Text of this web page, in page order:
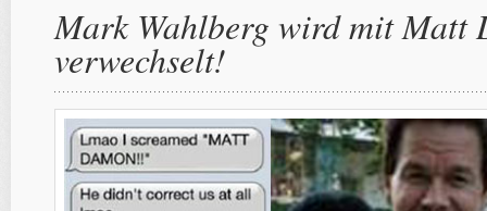
Mark Wahlberg wird mit Matt
verwechselt!